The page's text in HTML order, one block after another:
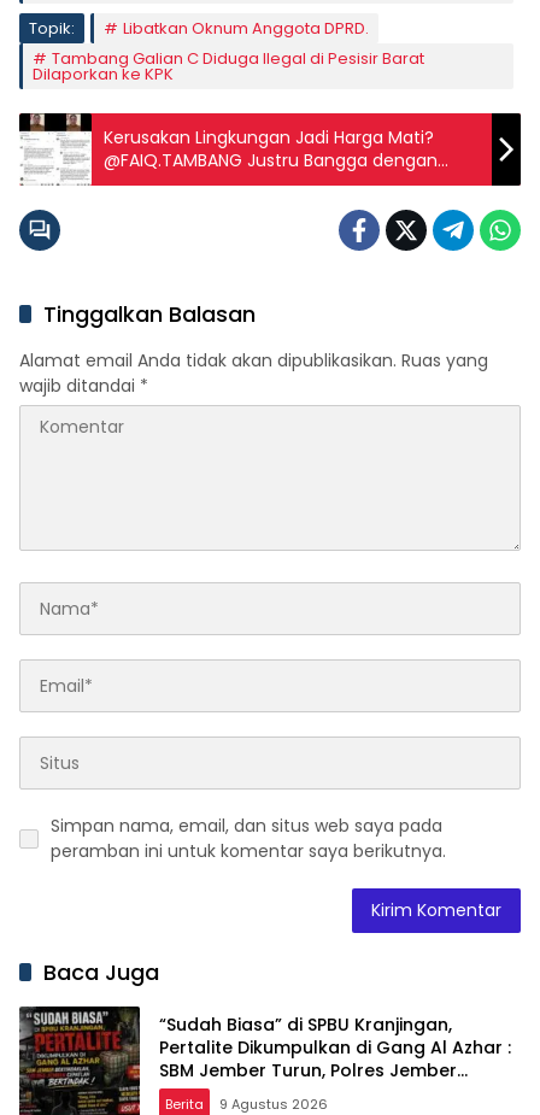
Topik:
Libatkan Oknum Anggota DPRD.
Tambang Galian C Diduga Ilegal di Pesisir Barat
Dilaporkan ke KPK
Kerusakan Lingkungan Jadi Harga Mati?
@FAIQ.TAMBANG Justru Bangga dengan
Kepemimpinan yang Diduga Sejajarkan
Tinggalkan Balasan
Alamat email Anda tidak akan dipublikasikan. Ruas yang
wajib ditandai *
Simpan nama, email, dan situs web saya pada
peramban ini untuk komentar saya berikutnya.
Baca Juga
“Sudah Biasa” di SPBU Kranjingan,
Pertalite Dikumpulkan di Gang Al Azhar :
SBM Jember Turun, Polres Jember
Segera Menindak lanjuti !
Berita 9 Agustus 2026